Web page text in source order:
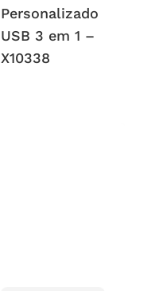
Personalizado
USB 3 em 1 –
X10338